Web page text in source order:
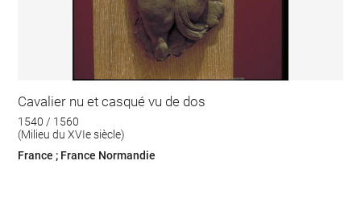
Cavalier nu et casqué vu de dos
1540 / 1560
(Milieu du XVIe siècle)
France ; France Normandie